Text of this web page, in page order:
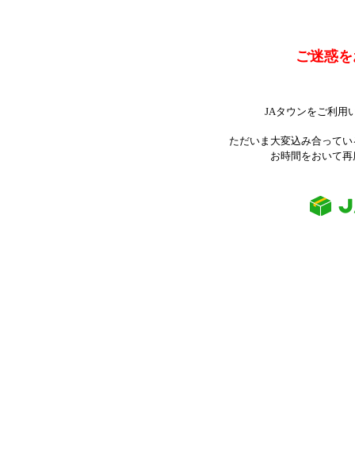
ご迷惑
JAタウンをご利用
ただいま大変込み合って
お時間をおいて